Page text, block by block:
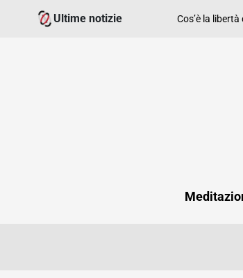
Ultime notizie Cos’è la